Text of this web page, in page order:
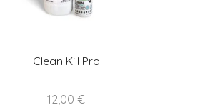
Clean Kill Pro
12,00 €